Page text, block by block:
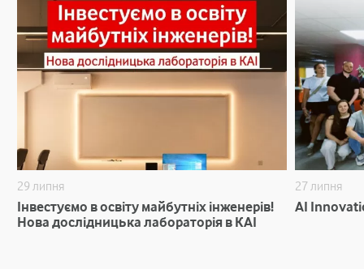
29 липня
Інвестуємо в освіту майбутніх інженерів!
Нова дослідницька лабораторія в КАІ
27 липня
AI